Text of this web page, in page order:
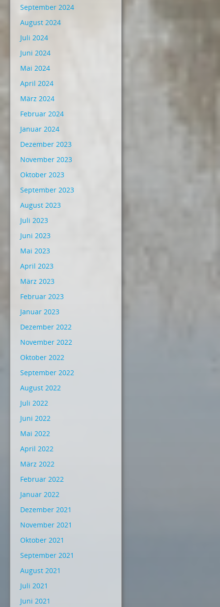
September 2024
August 2024
Juli 2024
Juni 2024
Mai 2024
April 2024
März 2024
Februar 2024
Januar 2024
Dezember 2023
November 2023
Oktober 2023
September 2023
August 2023
Juli 2023
Juni 2023
Mai 2023
April 2023
März 2023
Februar 2023
Januar 2023
Dezember 2022
November 2022
Oktober 2022
September 2022
August 2022
Juli 2022
Juni 2022
Mai 2022
April 2022
März 2022
Februar 2022
Januar 2022
Dezember 2021
November 2021
Oktober 2021
September 2021
August 2021
Juli 2021
Juni 2021